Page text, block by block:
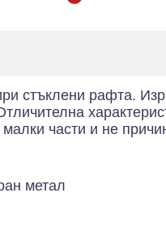
стъклени рафта.
части и не
метал